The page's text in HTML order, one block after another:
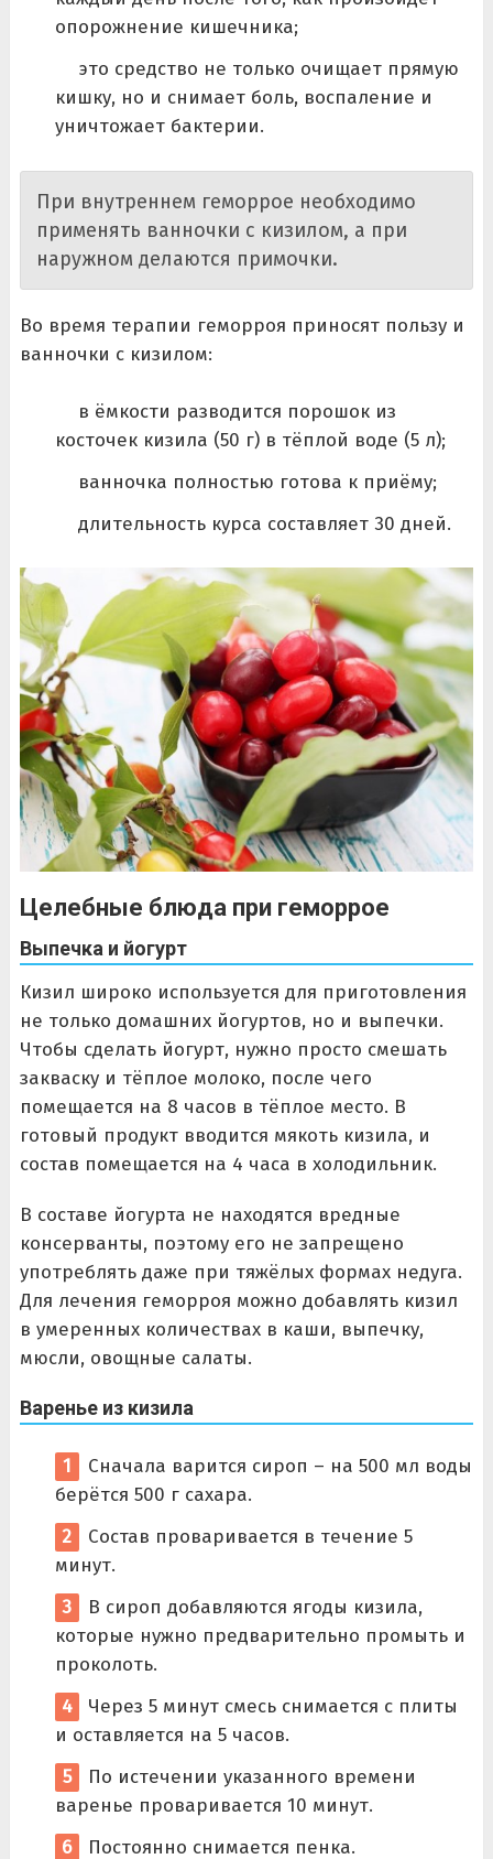
опорожнение кишечника;
это средство не только очищает прямую
кишку, но и снимает боль, воспаление и
уничтожает бактерии.
При внутреннем геморрое необходимо
применять ванночки с кизилом, а при
наружном делаются примочки.
Во время терапии геморроя приносят пользу и
ванночки с кизилом:
в ёмкости разводится порошок из
косточек кизила (50 г) в тёплой воде (5 л);
ванночка полностью готова к приёму;
длительность курса составляет 30 дней.
Целебные блюда при геморрое
Выпечка и йогурт
Кизил широко используется для приготовления
не только домашних йогуртов, но и выпечки.
Чтобы сделать йогурт, нужно просто смешать
закваску и тёплое молоко, после чего
помещается на 8 часов в тёплое место. В
готовый продукт вводится мякоть кизила, и
состав помещается на 4 часа в холодильник.
В составе йогурта не находятся вредные
консерванты, поэтому его не запрещено
употреблять даже при тяжёлых формах недуга.
Для лечения геморроя можно добавлять кизил
в умеренных количествах в каши, выпечку,
мюсли, овощные салаты.
Варенье из кизила
Сначала варится сироп – на 500 мл воды
берётся 500 г сахара.
Состав проваривается в течение 5
минут.
В сироп добавляются ягоды кизила,
которые нужно предварительно промыть и
проколоть.
Через 5 минут смесь снимается с плиты
и оставляется на 5 часов.
По истечении указанного времени
варенье проваривается 10 минут.
Постоянно снимается пенка.